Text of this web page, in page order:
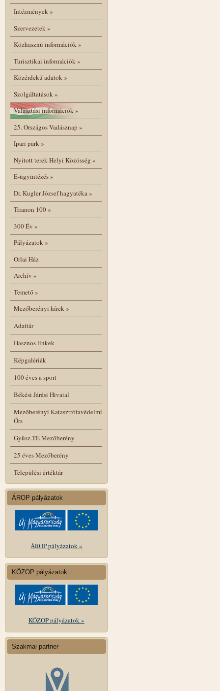
Intézmények»
Szervezetek»
Közhasznú információk»
Turisztikai információk»
Közérdekű adatok»
Szolgáltatások»
Választási információk»
25. Országos Vadásznap »
Ipari park»
Nyitott terek Helyi Közösség »
E-ügyintézés»
Dr. Kugler József hagyatéka»
Trianon 100»
300 Év »
Pályázatok»
Orlai Ház
Archív »
Temető»
Mezőberényi hírek»
Adattár
Hasznos linkek
Képgalériák
100 éves a sport
Békési Járási Hivatal
Mezőberényi Katasztrófavédelmi
Őrs
Gyüsz-TE Mezőberény
25 éves Mezőberény
Települési értéktár
ÁROP pályázatok
ÁROP pályázatok »
KÖZOP pályázatok
KÖZOP pályázatok »
Szakmai partner